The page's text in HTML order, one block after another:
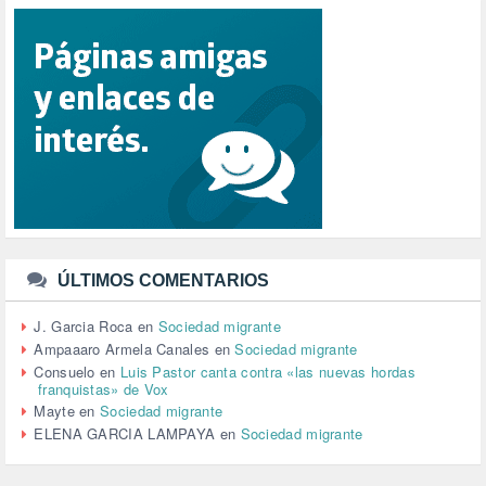
RACISMO (1)
RELIGIÓN (114)
REPUBLICA (1)
SALUD (108)
SENSIBILIZACIÓN (576)
SINDICATOS (12)
TTIP (6)
URBANISMO (1)
URBANIZACIÓN (1)
VEJEZ (1)
VENEZUELA (3)
VENEZULA (1)
VIAJES (1)
VIOLENCIA (2)
VIOLENCIA DE GÉNERO (223)
VIVIENDA (9)
ÚLTIMOS COMENTARIOS
J. Garcia Roca en Sociedad migrante
Ampaaaro Armela Canales enSociedad migrante
Consuelo en Luis Pastor canta contra «las nuevas hordas
franquistas» de Vox
MayteenSociedad migrante
ELENA GARCIA LAMPAYA en Sociedad migrante